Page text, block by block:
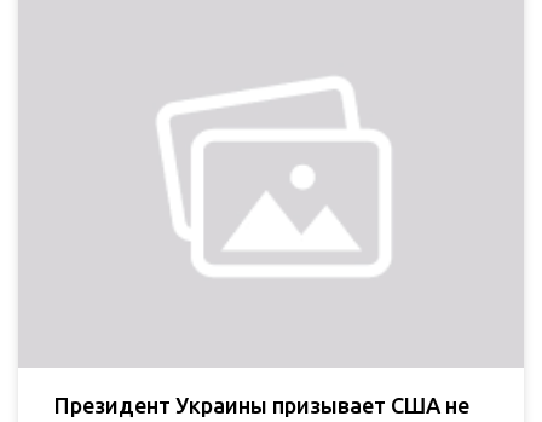
Президент Украины призывает США не